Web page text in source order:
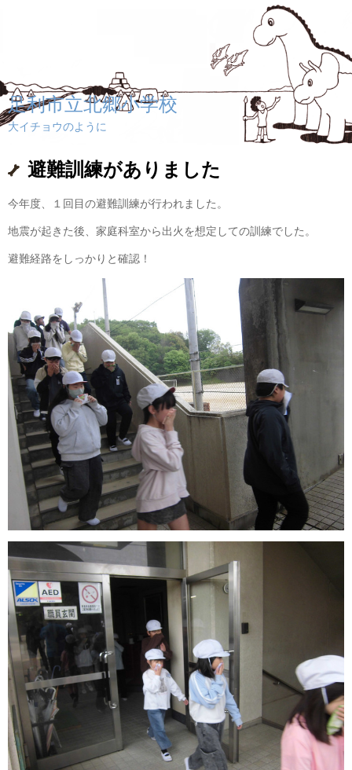
足利市立北郷小学校
大イチョウのように
避難訓練がありました
今年度、１回目の避難訓練が行われました。
地震が起きた後、家庭科室から出火を想定しての訓練でした。
避難経路をしっかりと確認！